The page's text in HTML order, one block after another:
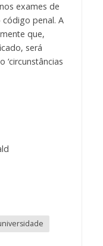
exames de
penal. A
que,
será